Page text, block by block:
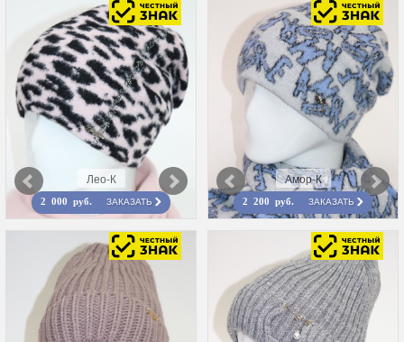
Лео-К
2 000 руб. ЗАКАЗАТЬ
Амор-К
2 200 руб. ЗАКАЗАТЬ